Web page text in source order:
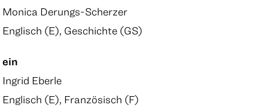
Monica Derungs-Scherzer
Englisch (E), Geschichte (GS)
ein
Ingrid Eberle
Englisch (E), Französisch (F)